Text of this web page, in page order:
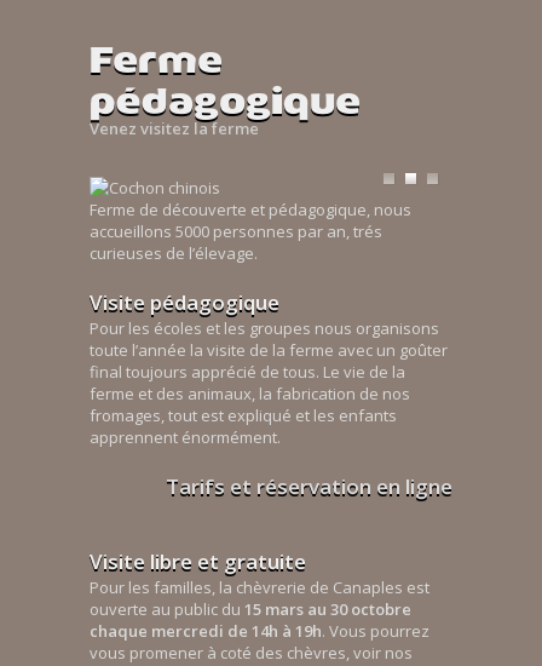
Ferme
pédagogique
Venez visitez la ferme
Ferme de découverte et pédagogique, nous
accueillons 5000 personnes par an, trés
curieuses de l’élevage.
Visite pédagogique
Pour les écoles et les groupes nous organisons
toute l’année la visite de la ferme avec un goûter
final toujours apprécié de tous. Le vie de la
ferme et des animaux, la fabrication de nos
fromages, tout est expliqué et les enfants
apprennent énormément.
Tarifs et réservation en ligne
Visite libre et gratuite
Pour les familles, la chèvrerie de Canaples est
ouverte au public du 15 mars au 30 octobre
chaque mercredi de 14h à 19h. Vous pourrez
vous promener à coté des chèvres, voir nos